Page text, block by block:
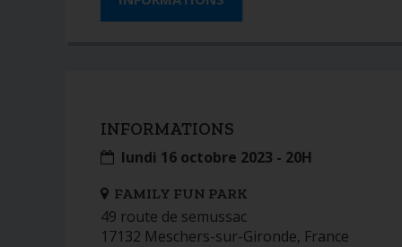
INFORMATIONS
lundi 16 octobre 2023 - 20H
FAMILY FUN PARK
49 route de semussac
17132 Meschers-sur-Gironde, France